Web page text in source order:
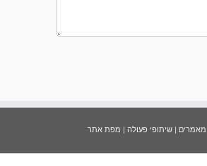
|שיתופי פעולה| מפת אתר